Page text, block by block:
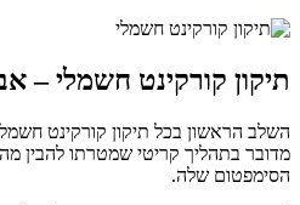
תיקון קורקינט חשמלי –
השלב הראשון בכל תיקון קורקינט
מדובר בתהליך קריטי שמטרתו להבין
הסימפטום שלה.